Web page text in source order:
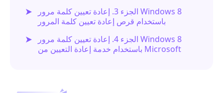
الجزء 3. إعادة تعيين كلمة مرور Windows 8
باستخدام قرص إعادة تعيين كلمة المرور
الجزء 4. إعادة تعيين كلمة مرور Windows 8
باستخدام خدمة إعادة التعيين من Microsoft